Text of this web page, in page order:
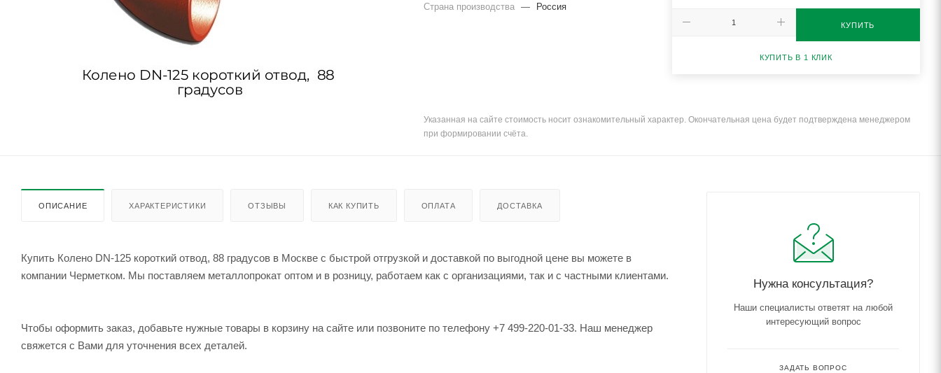
Страна производства
— Россия
КУПИТЬ
КУПИТЬ В 1 КЛИК
Указанная на сайте стоимость носит ознакомительный характер. Окончательная цена будет подтверждена менеджером
при формировании счёта.
ОПИСАНИЕ ХАРАКТЕРИСТИКИ ОТЗЫВЫ КАК КУПИТЬ ОПЛАТА ДОСТАВКА
Купить Колено DN-125 короткий отвод, 88 градусов в Москве с быстрой отгрузкой и доставкой по выгодной цене вы можете в
компании Черметком. Мы поставляем металлопрокат оптом и в розницу, работаем как с организациями, так и с частными клиентами.
Чтобы оформить заказ, добавьте нужные товары в корзину на сайте или позвоните по телефону +7 499-220-01-33. Наш менеджер
свяжется с Вами для уточнения всех деталей.
Нужна консультация?
Наши специалисты ответят на любой
интересующий вопрос
ЗАДАТЬ ВОПРОС